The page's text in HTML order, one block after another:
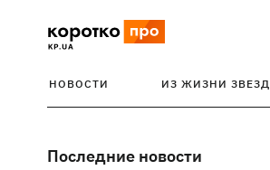
НОВОСТИ ИЗ ЖИЗНИ ЗВЕЗД
Последние новости